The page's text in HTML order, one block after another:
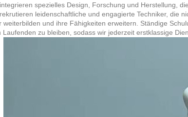
spezielles Design, Forschung und Herstellung,
leidenschaftliche und engagierte Techniker, die
weiterbilden und ihre Fähigkeiten erweitern. Ständige
Laufenden zu bleiben, sodass wir jederzeit erstklassige